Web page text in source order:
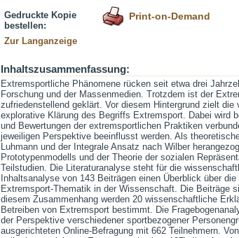
Gedruckte Kopie
bestellen:
Print-on-Demand
Zur Langanzeige
Inhaltszusammenfassung:
Extremsportliche Phänomene rücken seit etwa drei
Forschung und der Massenmedien. Trotzdem ist der
zufriedenstellend geklärt. Vor diesem Hintergrund zielt
explorative Klärung des Begriffs Extremsport. Dabei wird
und Bewertungen der extremsportlichen Praktiken
jeweiligen Perspektive beeinflusst werden. Als
Luhmann und der Integrale Ansatz nach Wilber
Prototypenmodells und der Theorie der sozialen
Teilstudien. Die Literaturanalyse steht für die
Inhaltsanalyse von 143 Beiträgen einen Überblick über
Extremsport-Thematik in der Wissenschaft. Die Beiträge
diesem Zusammenhang werden 20 wissenschaftliche
Betreiben von Extremsport bestimmt. Die
der Perspektive verschiedener sportbezogener
ausgerichteten Online-Befragung mit 662 Teilnehmern.